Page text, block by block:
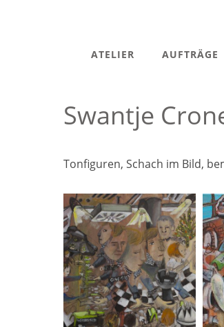
ATELIER AUFTRÄGE
Swantje
Tonfiguren, Schach im Bild,